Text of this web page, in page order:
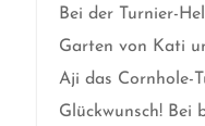
Bei der Turnier-
Garten von Kati
Aji das Cornhole-
Glückwunsch! Bei